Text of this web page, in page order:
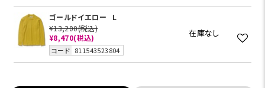
ゴールドイエロー
L
¥13,200(税込)
¥8,470(税込)
コード 811543523804
在庫なし